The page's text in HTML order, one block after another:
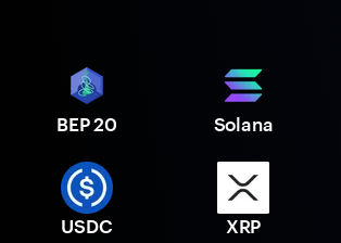
BEP 20 Solana
USDC XRP